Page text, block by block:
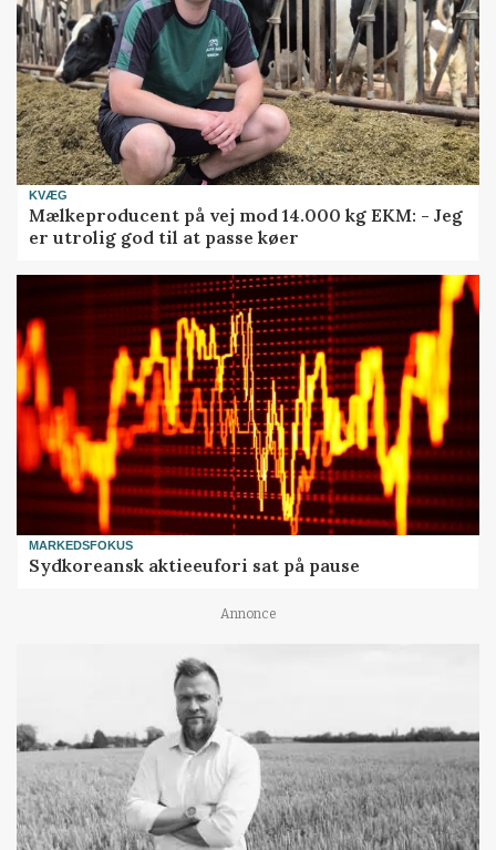
KVÆG
Mælkeproducent på vej mod 14.000 kg EKM: - Jeg
er utrolig god til at passe køer
MARKEDSFOKUS
Sydkoreansk aktieeufori sat på pause
Annonce